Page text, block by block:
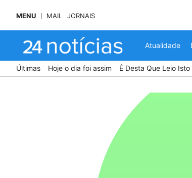
MENU MAIL JORNAIS
Atualidade
Últimas Hoje o dia foi assim É Desta Que Leio Isto